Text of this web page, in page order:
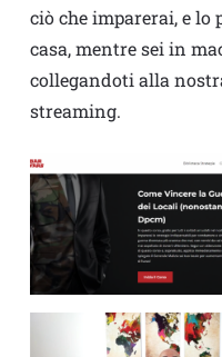
ciò che imparerai, e lo
casa, mentre sei in
collegandoti alla
streaming.